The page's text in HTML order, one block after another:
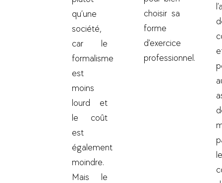
qu’une
société,
car le
formalisme
est
moins
lourd et
le coût
est
également
moindre.
Mais le
choisir sa
forme
d’exercice
professionnel.